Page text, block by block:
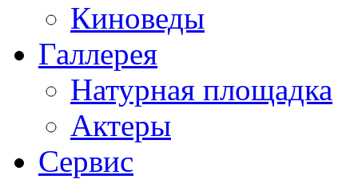
Киноведы
Галлерея
Натурная площадка
Актеры
Сервис